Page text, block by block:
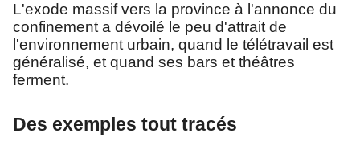
L'exode massif vers la province à l'annonce du
confinement a dévoilé le peu d'attrait de
l'environnement urbain, quand le télétravail est
généralisé, et quand ses bars et théâtres
ferment.
Des exemples tout tracés